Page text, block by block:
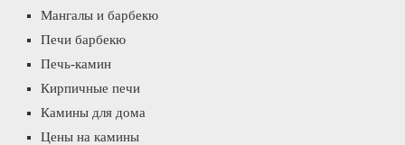
Мангалы и барбекю
Печи барбекю
Печь-камин
Кирпичные печи
Камины для дома
Цены на камины